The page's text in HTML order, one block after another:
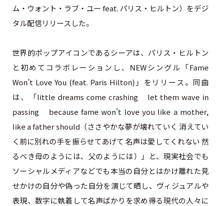
ム・ウォント・ラブ・ユー feat. パリス・ヒルトン）をデジ
タル配信リリースした。
世界的ポップアイコンであるシーアは、パリス・ヒルトン
と初めてコラボレーションし、NEWシングル「Fame
Won’t Love You (feat. Paris Hilton)」をリリース。同曲
は、「little dreams come crashing let them wave in
passing because fame won’t love you like a mother,
like a father should（ささやかな夢が壊れていく 消えてい
く前に別れの手を振らせてあげて 名声は愛してくれない 然
るべき母のようには、父のようには）」と、現実社会でも
ソーシャルメディアなどでも本当の自分とはかけ離れた見
せかけの自分や偽った自分を演じて晒し、ヴィジュアルや
表現、数字に執着して名声ばかりを求め得る現代の人々に